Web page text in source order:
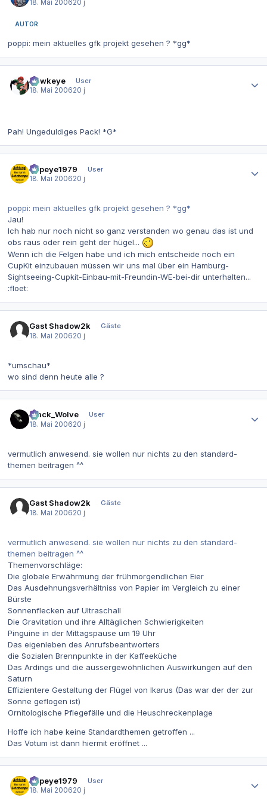
18. Mai 200620 j
AUTOR
poppi: mein aktuelles gfk projekt gesehen ? *gg*
Hawkeye
User
18. Mai 200620 j
Pah! Ungeduldiges Pack! *G*
Popeye1979
User
18. Mai 200620 j
poppi: mein aktuelles gfk projekt gesehen ? *gg*
Jau!
Ich hab nur noch nicht so ganz verstanden wo genau das ist und
obs raus oder rein geht der hügel...
Wenn ich die Felgen habe und ich mich entscheide noch ein
CupKit einzubauen müssen wir uns mal über ein Hamburg-
Sightseeing-Cupkit-Einbau-mit-Freundin-WE-bei-dir unterhalten...
:floet:
Gast Shadow2k
Gäste
18. Mai 200620 j
*umschau*
wo sind denn heute alle ?
Black_Wolve
User
18. Mai 200620 j
vermutlich anwesend. sie wollen nur nichts zu den standard-
themen beitragen ^^
Gast Shadow2k
Gäste
18. Mai 200620 j
vermutlich anwesend. sie wollen nur nichts zu den standard-
themen beitragen ^^
Themenvorschläge:
Die globale Erwährmung der frühmorgendlichen Eier
Das Ausdehnungsverhältniss von Papier im Vergleich zu einer
Bürste
Sonnenflecken auf Ultraschall
Die Gravitation und ihre Alltäglichen Schwierigkeiten
Pinguine in der Mittagspause um 19 Uhr
Das eigenleben des Anrufsbeantworters
die Sozialen Brennpunkte in der Kaffeeküche
Das Ardings und die aussergewöhnlichen Auswirkungen auf den
Saturn
Effizientere Gestaltung der Flügel von Ikarus (Das war der der zur
Sonne geflogen ist)
Ornitologische Pflegefälle und die Heuschreckenplage
Hoffe ich habe keine Standardthemen getroffen ...
Das Votum ist dann hiermit eröffnet ...
Popeye1979
User
18. Mai 200620 j